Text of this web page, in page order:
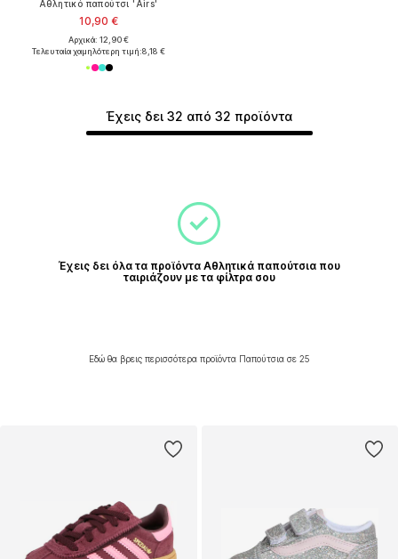
Αθλητικό παπούτσι 'Airs'
10,90 €
Αρχικά: 12,90 €
Τελευταία χαμηλότερη τιμή:8,18 €
Έχεις δει 32 από 32 προϊόντα
Έχεις δει όλα τα προϊόντα Αθλητικά παπούτσια που
ταιριάζουν με τα φίλτρα σου
Εδώ θα βρεις περισσότερα προϊόντα Παπούτσια σε 25